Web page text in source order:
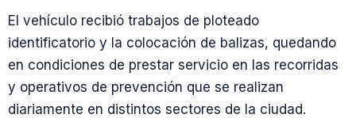
El vehículo recibió trabajos de ploteado
identificatorio y la colocación de balizas, quedando
en condiciones de prestar servicio en las recorridas
y operativos de prevención que se realizan
diariamente en distintos sectores de la ciudad.